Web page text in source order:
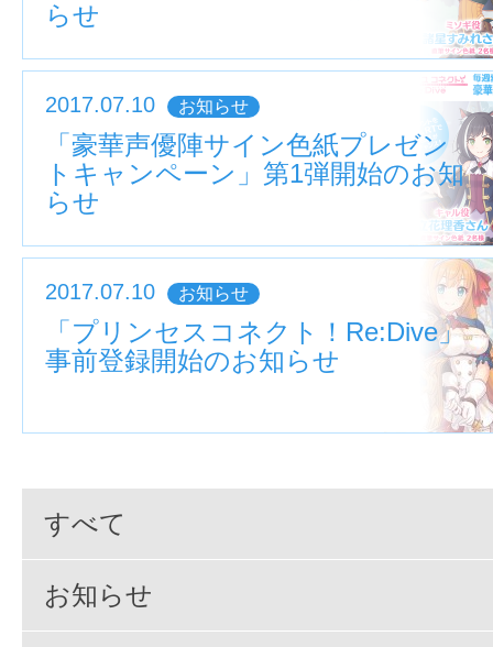
らせ
2017.07.10 お知らせ
「豪華声優陣サイン色紙プレゼン
トキャンペーン」第1弾開始のお知
らせ
2017.07.10 お知らせ
「プリンセスコネクト！Re:Dive」
事前登録開始のお知らせ
すべて
お知らせ